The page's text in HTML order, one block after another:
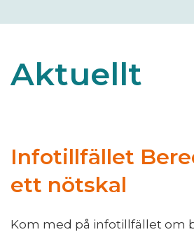
Aktuellt
Infotillfället
ett nötskal
Kom med på infotillfället om